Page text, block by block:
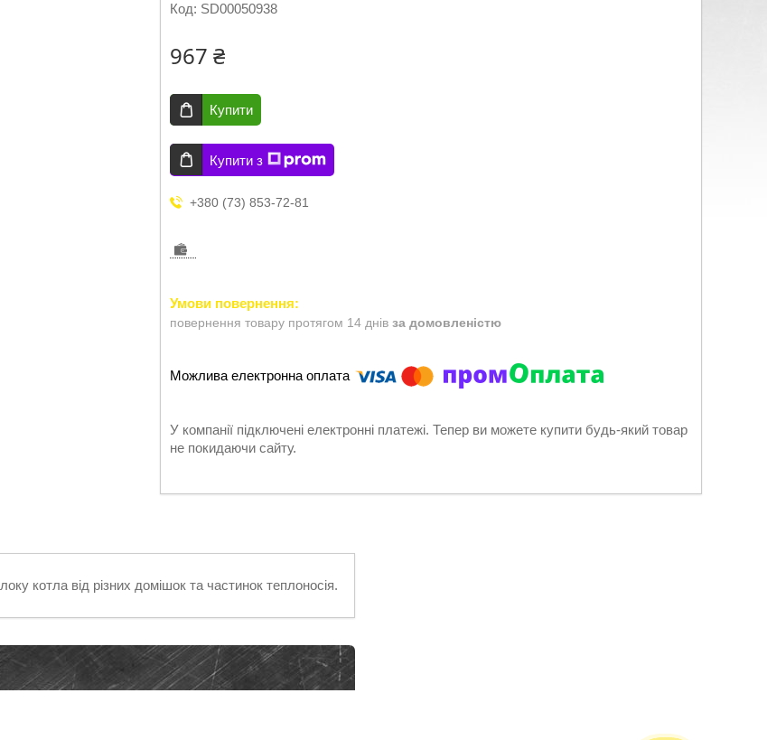
Код: SD00050938
967 ₴
Купити
Купити з
+380 (73) 853-72-81
повернення товару протягом 14 днів за домовленістю
У компанії підключені електронні платежі. Тепер ви можете купити будь-який товар
не покидаючи сайту.
котла від різних домішок та частинок теплоносія.